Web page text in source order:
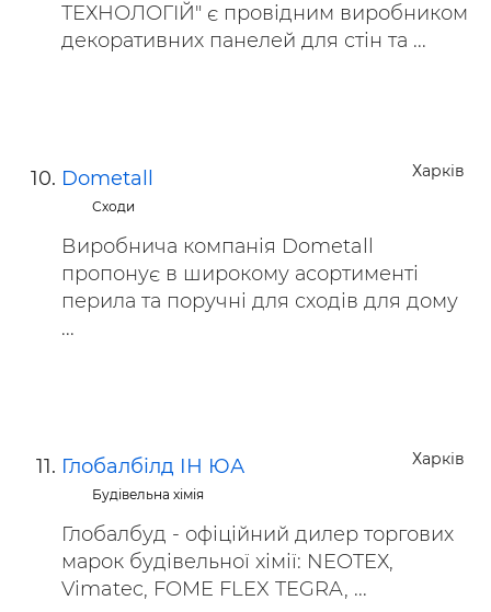
ТЕХНОЛОГІЙ" є провідним виробником
декоративних панелей для стін та ...
Харків
Dometall
Сходи
Виробнича компанія Dometall
пропонує в широкому асортименті
перила та поручні для сходів для дому
...
Харків
Глобалбілд ІН ЮА
Будівельна хімія
Глобалбуд - офіційний дилер торгових
марок будівельної хімії: NEOTEХ,
Vimatec, FOME FLEX TEGRA, ...